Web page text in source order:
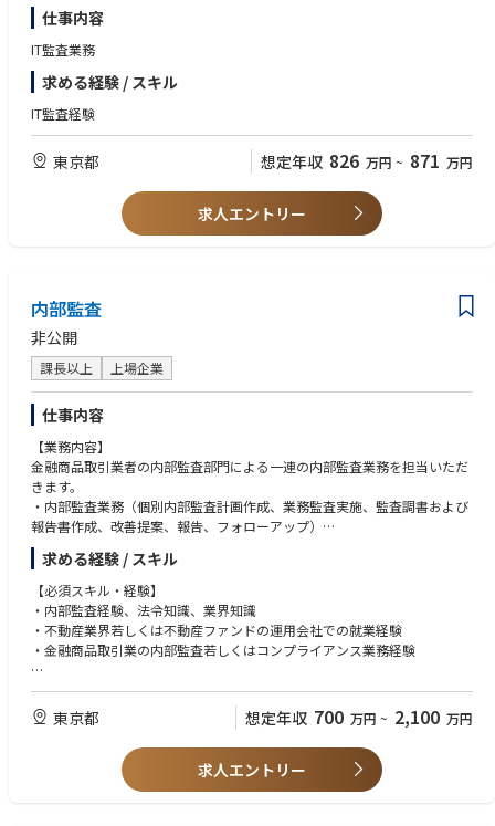
仕事内容
IT監査業務
求める経験 / スキル
IT監査経験
東京都 想定年収 826 万円 ~ 871 万円
求人エントリー
内部監査
非公開
課長以上 上場企業
仕事内容
【業務内容】
金融商品取引業者の内部監査部門による一連の内部監査業務を担当いただ
きます。
・内部監査業務（個別内部監査計画作成、業務監査実施、監査調書および
報告書作成、改善提案、報告、フォローアップ）
・内部統制報告制度（J-SOX）の整備、運用評価
・監査等委員、監査法人との三様監査
求める経験 / スキル
【必須スキル・経験】
・内部監査経験、法令知識、業界知識
・不動産業界若しくは不動産ファンドの運用会社での就業経験
・金融商品取引業の内部監査若しくはコンプライアンス業務経験
【歓迎スキル・経験】
・宅地建物取引士資格
・監査法人での会計監査経験
・事業会社での経理経験
東京都 想定年収 700 万円 ~ 2,100 万円
求人エントリー